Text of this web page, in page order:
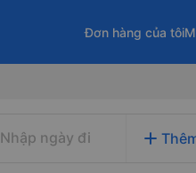
Đơn hàng của tôi
Nhập ngày đi add